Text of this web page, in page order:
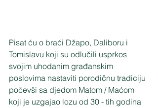
Pisat ću o braći Džapo, Daliboru i
Tomislavu koji su odlučili usprkos
svojim uhodanim građanskim
poslovima nastaviti porodičnu tradiciju
počevši sa djedom Matom / Maćom
koji je uzgajao lozu od 30 - tih godina